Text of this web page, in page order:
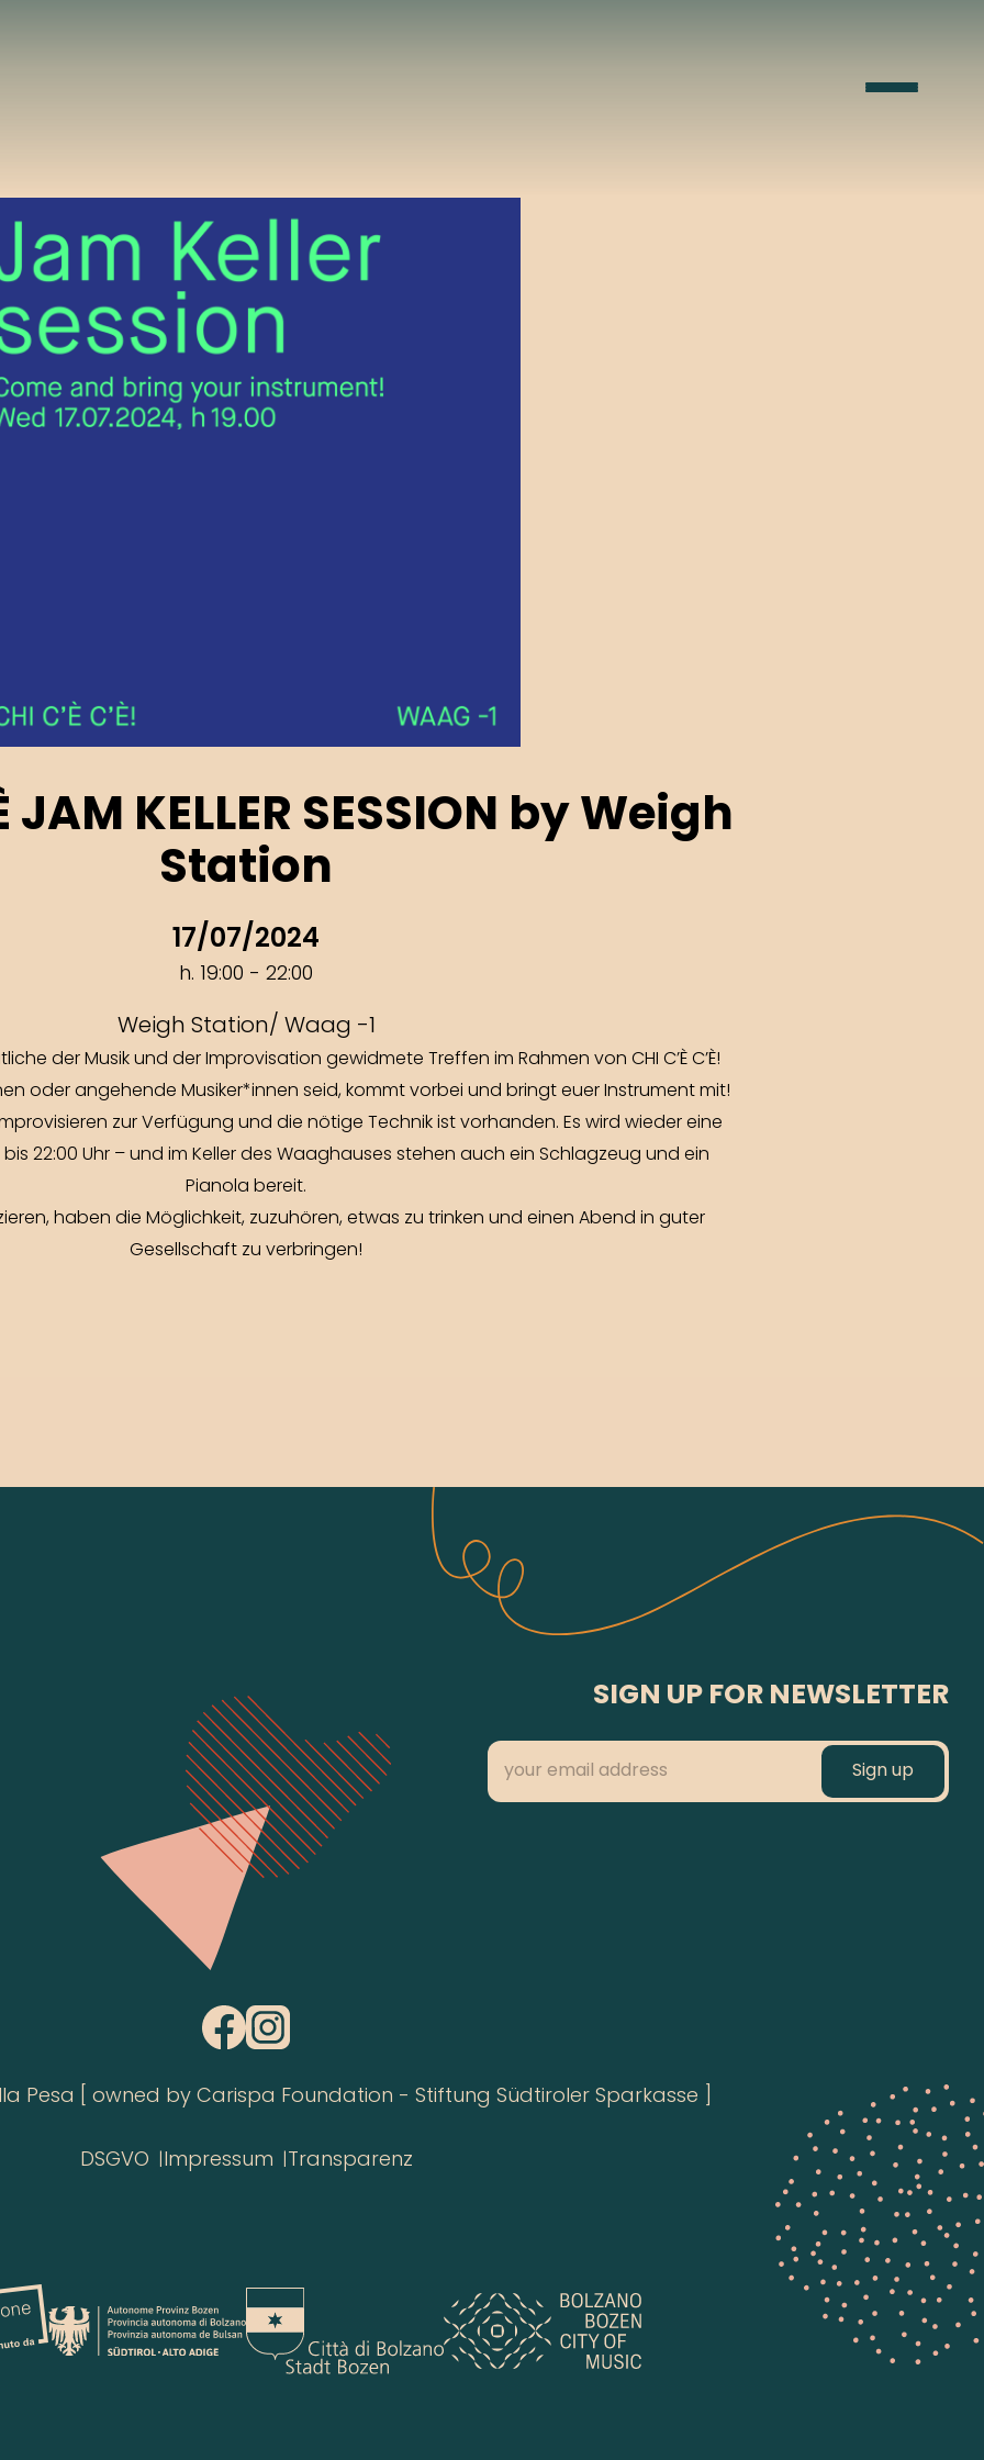
JAM KELLER SESSION by Weigh
Station
17/07/2024
h. 19:00 - 22:00
Weigh Station/ Waag -1
der Musik und der Improvisation gewidmete Treffen im Rahmen von CHI C’È C’È!
oder angehende Musiker*innen seid, kommt vorbei und bringt euer Instrument mit!
zur Verfügung und die nötige Technik ist vorhanden. Es wird wieder eine
22:00 Uhr – und im Keller des Waaghauses stehen auch ein Schlagzeug und ein
Pianola bereit.
haben die Möglichkeit, zuzuhören, etwas zu trinken und einen Abend in guter
Gesellschaft zu verbringen!
SIGN UP FOR NEWSLETTER
Pesa [ owned by Carispa Foundation - Stiftung Südtiroler Sparkasse ]
DSGVO Impressum Transparenz